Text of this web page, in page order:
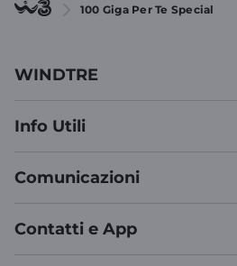
100 Giga Per Te Special
WINDTRE
Info Utili
Comunicazioni
Contatti e App